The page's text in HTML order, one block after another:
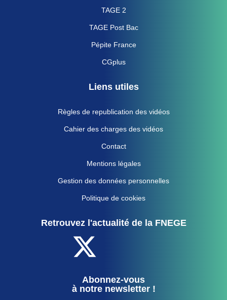
TAGE 2
TAGE Post Bac
Pépite France
CGplus
Liens utiles
Règles de republication des vidéos
Cahier des charges des vidéos
Contact
Mentions légales
Gestion des données personnelles
Politique de cookies
Retrouvez l'actualité de la FNEGE
Abonnez-vous
à notre newsletter !